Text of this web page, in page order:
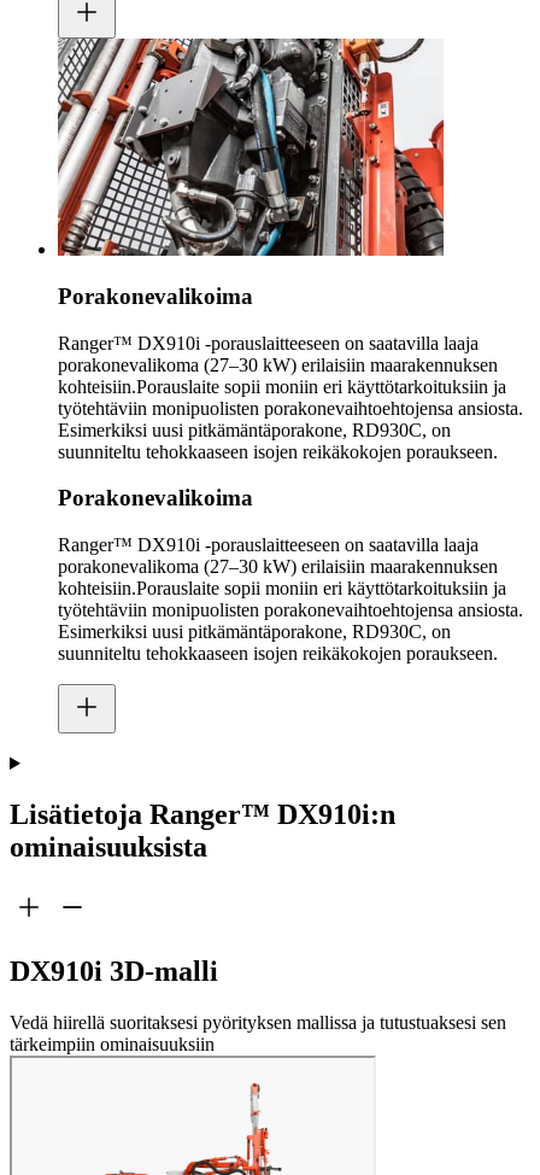
Porakonevalikoima
Ranger™ DX910i -porauslaitteeseen on saatavilla laaja
porakonevalikoma (27–30 kW) erilaisiin maarakennuksen
kohteisiin.Porauslaite sopii moniin eri käyttötarkoituksiin ja
työtehtäviin monipuolisten porakonevaihtoehtojensa ansiosta.
Esimerkiksi uusi pitkämäntäporakone, RD930C, on
suunniteltu tehokkaaseen isojen reikäkokojen poraukseen.
Porakonevalikoima
Ranger™ DX910i -porauslaitteeseen on saatavilla laaja
porakonevalikoma (27–30 kW) erilaisiin maarakennuksen
kohteisiin.Porauslaite sopii moniin eri käyttötarkoituksiin ja
työtehtäviin monipuolisten porakonevaihtoehtojensa ansiosta.
Esimerkiksi uusi pitkämäntäporakone, RD930C, on
suunniteltu tehokkaaseen isojen reikäkokojen poraukseen.
Lisätietoja Ranger™ DX910i:n
ominaisuuksista
DX910i 3D-malli
Vedä hiirellä suoritaksesi pyörityksen mallissa ja tutustuaksesi sen
tärkeimpiin ominaisuuksiin